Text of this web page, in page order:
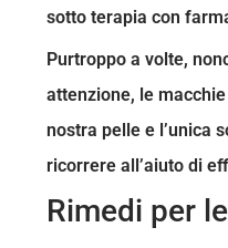
sotto terapia con
Purtroppo a volte,
attenzione, le
nostra pelle e l’unica
ricorrere all’aiuto di
Rimedi per